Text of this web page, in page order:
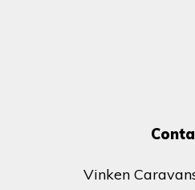
Vinken